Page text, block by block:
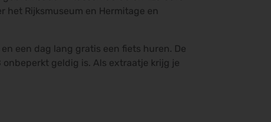
het Rijksmuseum en Hermitage en
een dag lang gratis een fiets huren. De
onbeperkt geldig is. Als extraatje krijg je